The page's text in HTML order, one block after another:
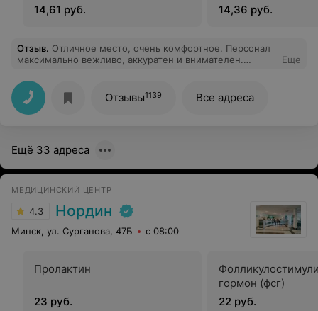
14,61 руб.
14,36 руб.
Отзыв. Отличное место, очень комфортное. Персонал
максимально вежливо, аккуратен и внимателен.
Еще
Отзывы1139 Все адреса
Ещё 33 адреса
МЕДИЦИНСКИЙ ЦЕНТР
4.3 Нордин
Минск, ул. Сурганова, 47Б с 08:00
Пролактин
23 руб.
гормон (фсг)
22 руб.